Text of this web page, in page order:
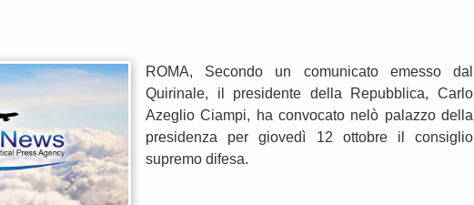
ROMA, Secondo un comunicato emesso dal
Quirinale, il presidente della Repubblica, Carlo
Azeglio Ciampi, ha convocato nelò palazzo della
presidenza per giovedì 12 ottobre il consiglio
supremo difesa.